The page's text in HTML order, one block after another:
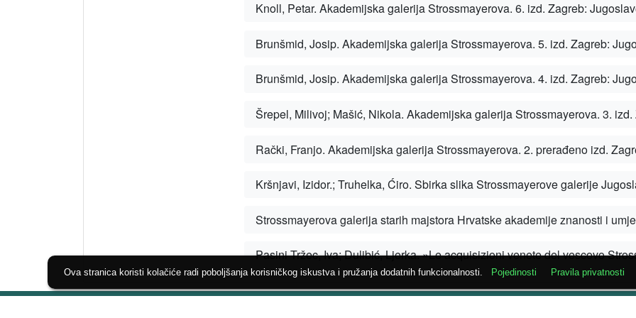
Ova stranica koristi kolačiće radi poboljšanja korisničkog iskustva i pružanja dodatnih funkcionalnosti. Pojedinosti Pravila privatnosti